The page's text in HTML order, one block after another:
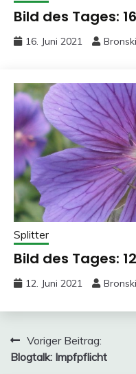
Bild des Tages:
16. Juni 2021 Bronski
Splitter
Bild des Tages:
12. Juni 2021 Bronski
Voriger Beitrag:
Blogtalk: Impfpflicht